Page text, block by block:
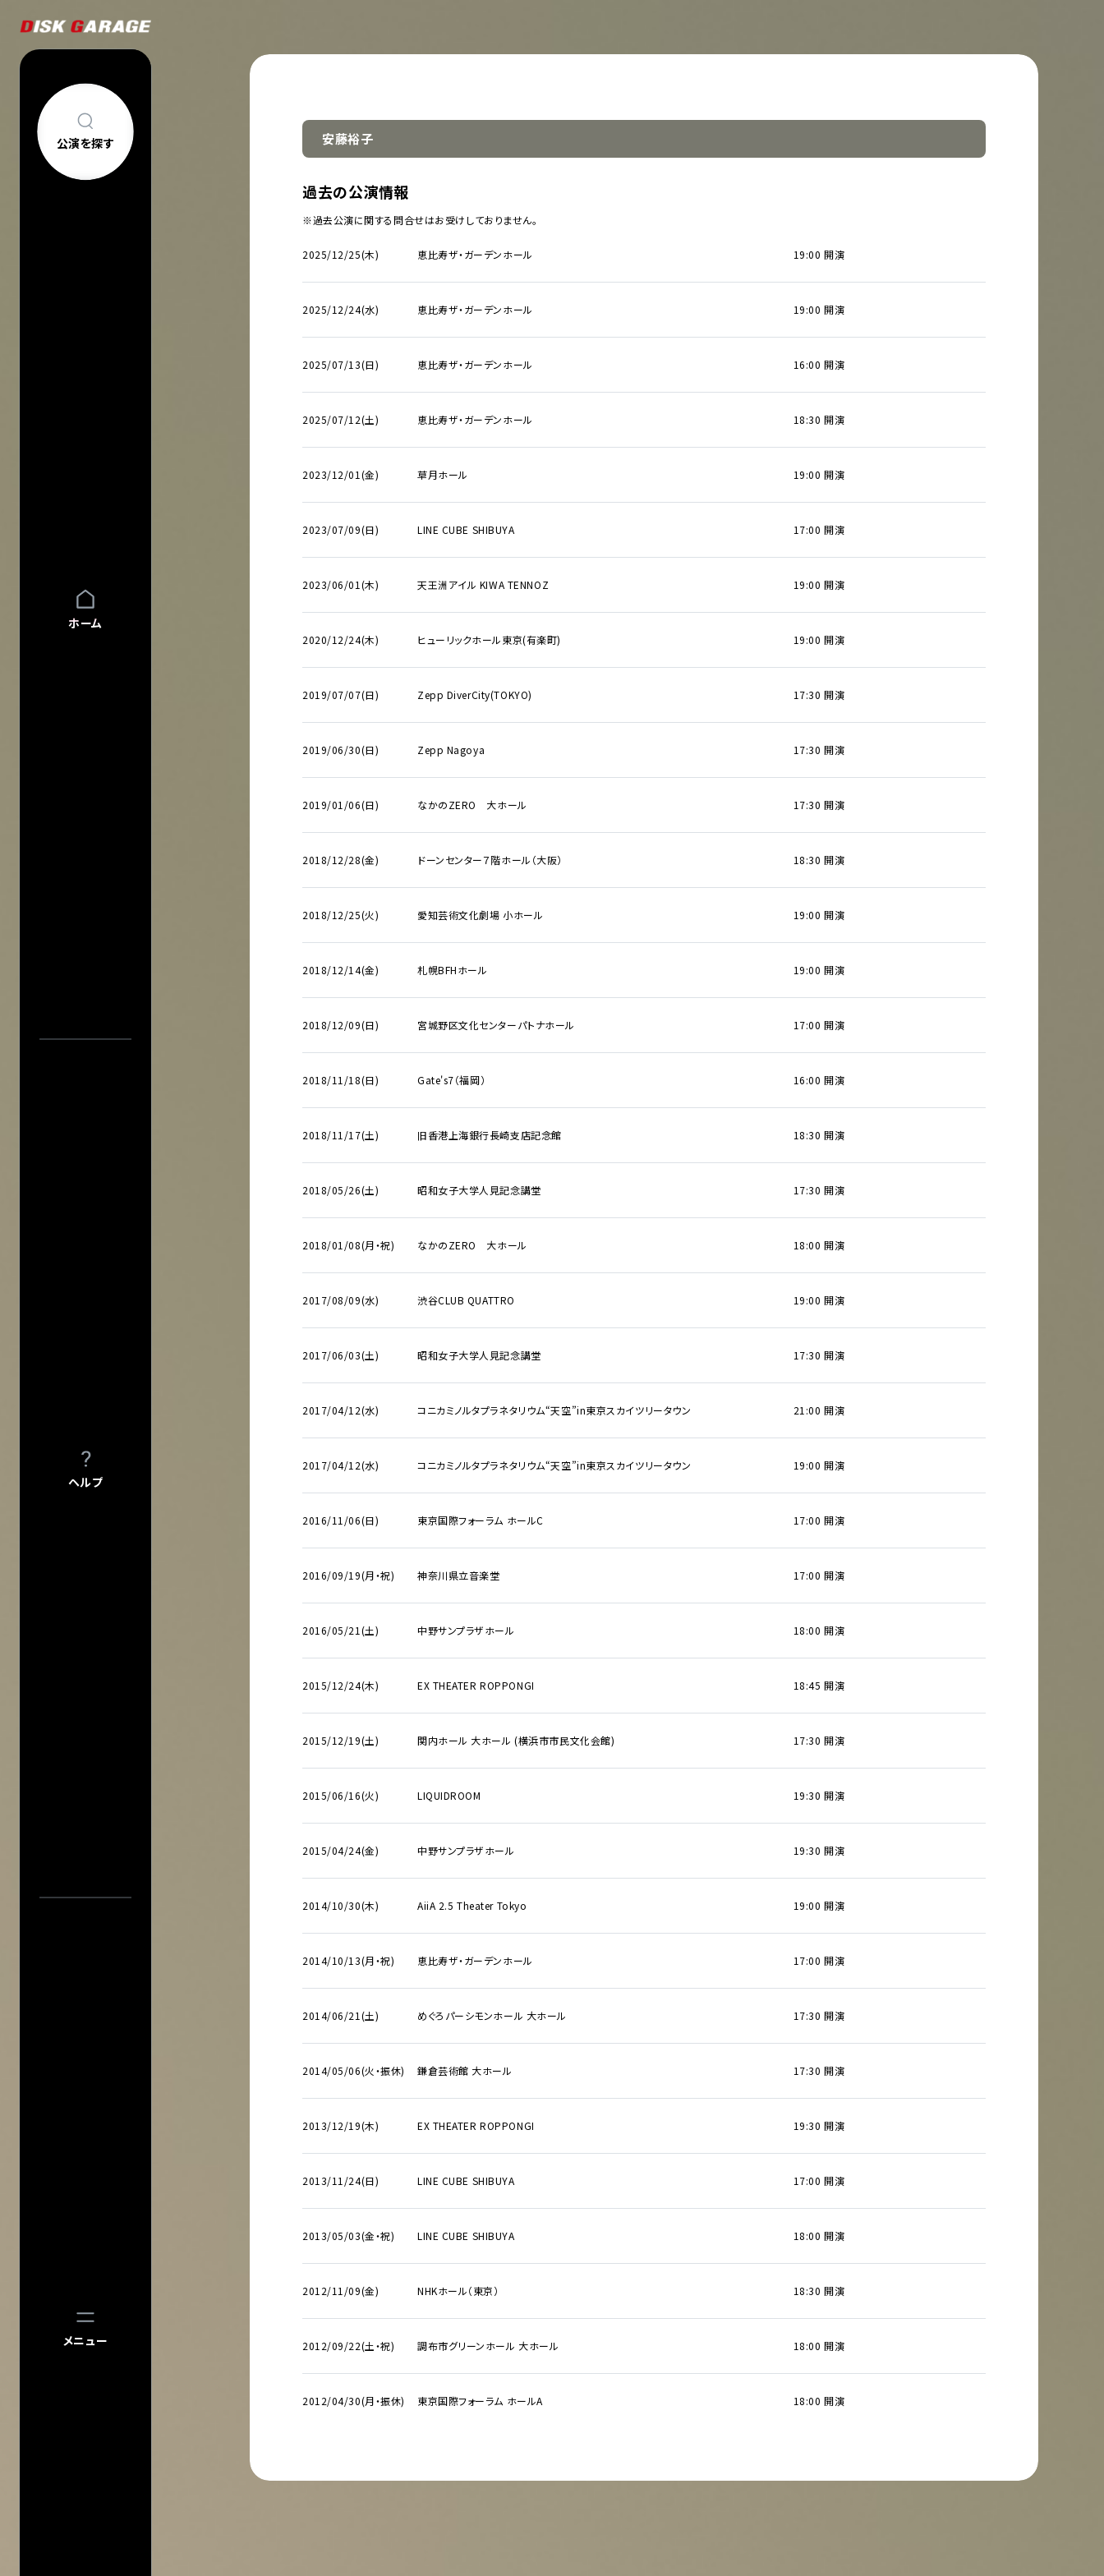
公演を探す
ホーム
ヘルプ
メニュー
アーティスト・
今週発売の公演 新着公演
中止／延期の
公演
詳しく公演を
探す
FAQ
会場一覧
アーティスト・イベント一覧
公演日カレンダー
過去公演
FAQ
フリーペーパー DI:GA
広告掲載について
会館自主公演事業のご案内
学園祭お問い合わせ
特定商取引法の表示
プライバシーポリシー
採用について
入力内容をクリア
安藤裕子
過去の公演情報
※過去公演に関する問合せはお受けしておりません。
2025/12/25(木) 恵比寿ザ・ガーデンホール 19:00 開演
2025/12/24(水) 恵比寿ザ・ガーデンホール 19:00 開演
2025/07/13(日) 恵比寿ザ・ガーデンホール 16:00 開演
2025/07/12(土) 恵比寿ザ・ガーデンホール 18:30 開演
2023/12/01(金) 草月ホール 19:00 開演
2023/07/09(日) LINE CUBE SHIBUYA 17:00 開演
2023/06/01(木) 天王洲アイル KIWA TENNOZ 19:00 開演
2020/12/24(木) ヒューリックホール東京(有楽町) 19:00 開演
2019/07/07(日) Zepp DiverCity(TOKYO) 17:30 開演
2019/06/30(日) Zepp Nagoya 17:30 開演
2019/01/06(日) なかのZERO 大ホール 17:30 開演
2018/12/28(金) ドーンセンター７階ホール（大阪） 18:30 開演
2018/12/25(火) 愛知芸術文化劇場 小ホール 19:00 開演
2018/12/14(金) 札幌BFHホール 19:00 開演
2018/12/09(日) 宮城野区文化センターパトナホール 17:00 開演
2018/11/18(日) Gate's7（福岡） 16:00 開演
2018/11/17(土) 旧香港上海銀行長崎支店記念館 18:30 開演
2018/05/26(土) 昭和女子大学人見記念講堂 17:30 開演
2018/01/08(月・祝) なかのZERO 大ホール 18:00 開演
2017/08/09(水) 渋谷CLUB QUATTRO 19:00 開演
2017/06/03(土) 昭和女子大学人見記念講堂 17:30 開演
2017/04/12(水) コニカミノルタプラネタリウム“天空”in東京スカイツリータウン 21:00 開演
2017/04/12(水) コニカミノルタプラネタリウム“天空”in東京スカイツリータウン 19:00 開演
2016/11/06(日) 東京国際フォーラム ホールC 17:00 開演
2016/09/19(月・祝) 神奈川県立音楽堂 17:00 開演
2016/05/21(土) 中野サンプラザホール 18:00 開演
2015/12/24(木) EX THEATER ROPPONGI 18:45 開演
2015/12/19(土) 関内ホール 大ホール (横浜市市民文化会館) 17:30 開演
2015/06/16(火) LIQUIDROOM 19:30 開演
2015/04/24(金) 中野サンプラザホール 19:30 開演
2014/10/30(木) AiiA 2.5 Theater Tokyo 19:00 開演
2014/10/13(月・祝) 恵比寿ザ・ガーデンホール 17:00 開演
2014/06/21(土) めぐろパーシモンホール 大ホール 17:30 開演
2014/05/06(火・振休) 鎌倉芸術館 大ホール 17:30 開演
2013/12/19(木) EX THEATER ROPPONGI 19:30 開演
2013/11/24(日) LINE CUBE SHIBUYA 17:00 開演
2013/05/03(金・祝) LINE CUBE SHIBUYA 18:00 開演
2012/11/09(金) NHKホール（東京） 18:30 開演
2012/09/22(土・祝) 調布市グリーンホール 大ホール 18:00 開演
2012/04/30(月・振休) 東京国際フォーラム ホールA 18:00 開演